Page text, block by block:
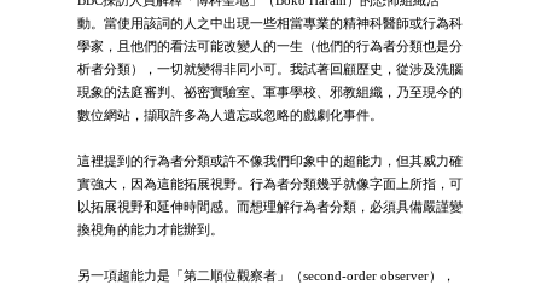
動。當使用該詞的人之中出現一些相當專業的精神科醫師或行為科
學家，且他們的看法可能改變人的一生（他們的行為者分類也是分
析者分類），一切就變得非同小可。我試著回顧歷史，從涉及洗腦
現象的法庭審判、祕密實驗室、軍事學校、邪教組織，乃至現今的
數位網站，擷取許多為人遺忘或忽略的戲劇化事件。
這裡提到的行為者分類或許不像我們印象中的超能力，但其威力確
實強大，因為這能拓展視野。行為者分類幾乎就像字面上所指，可
以拓展視野和延伸時間感。而想理解行為者分類，必須具備嚴謹變
換視角的能力才能辦到。
另一項超能力是「第二順位觀察者」（second-order observer），